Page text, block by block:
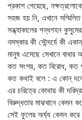
প্রকাশ পেয়েছে,
সহজ হয় নি, এখানে
সন্ধ্যাকালের গন্ধগহন কুসুমের
নমস্কার কী সৌন্দর্যে কী
মানুষ এসেছে সেখানে
কত সংশয়, কত বিরোধ, কত
কত কথাই বলে : এ কোন্‌
এর চরিত্রে কোথায় কী
বিরুদ্ধতার মাঝখানে কেমন
সেই ফুলের অর্ঘ্য কেমন